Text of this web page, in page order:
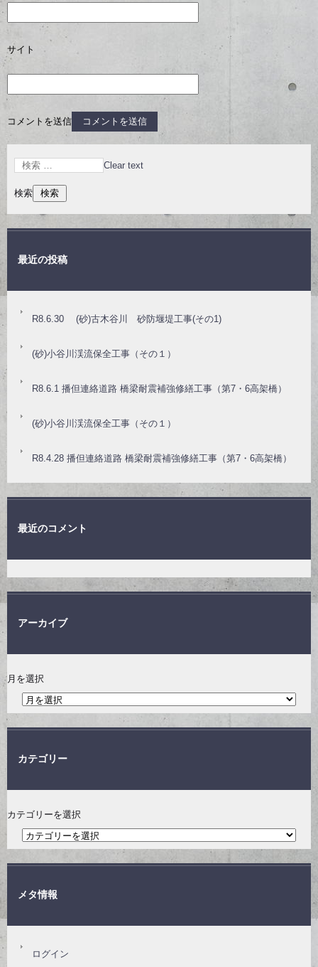
サイト
コメントを送信
Clear text
検索
最近の投稿
R8.6.30 (砂)古木谷川 砂防堰堤工事(その1)
(砂)小谷川渓流保全工事（その１）
R8.6.1 播但連絡道路 橋梁耐震補強修繕工事（第7・6高架橋）
(砂)小谷川渓流保全工事（その１）
R8.4.28 播但連絡道路 橋梁耐震補強修繕工事（第7・6高架橋）
最近のコメント
アーカイブ
月を選択
カテゴリー
カテゴリーを選択
メタ情報
ログイン